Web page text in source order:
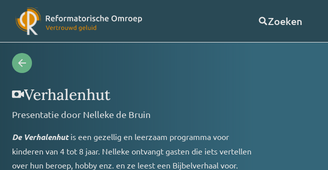
Zoeken
Videoprogramma’s
Concertagenda VriendenClub RO
Verhalenhut
Presentatie door Nelleke de Bruin
De Verhalenhutis een gezellig en leerzaam programma voor
kinderen van 4 tot 8 jaar. Nelleke ontvangt gasten die iets vertellen
over hun beroep, hobby enz. en ze leest een Bijbelverhaal voor.